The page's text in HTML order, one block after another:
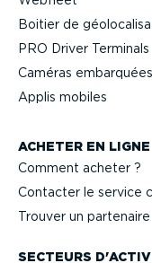
Boitier de
PRO Driver Terminals
Caméras
Applis mobiles
ACHETER EN LIGNE
Comment acheter ?
Contacter le service
Trouver un partenaire
SECTEURS